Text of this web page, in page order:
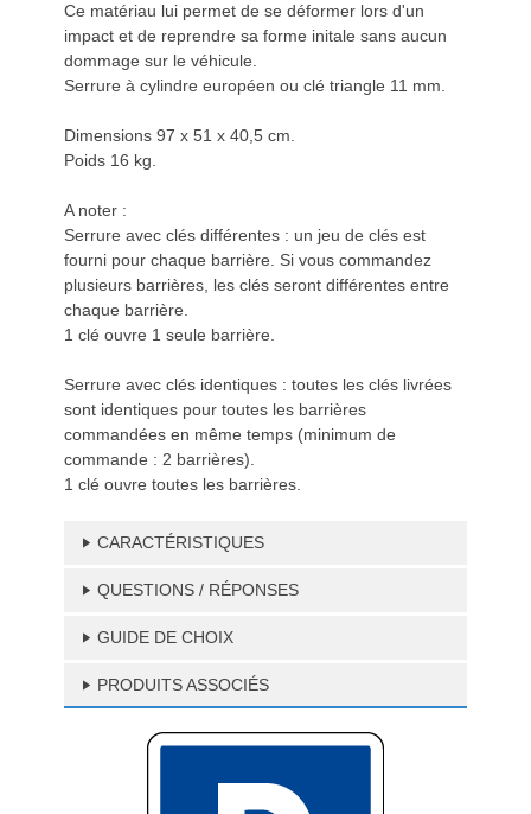
Ce matériau lui permet de se déformer lors d'un
impact et de reprendre sa forme initale sans aucun
dommage sur le véhicule.
Serrure à cylindre européen ou clé triangle 11 mm.
Dimensions 97 x 51 x 40,5 cm.
Poids 16 kg.
A noter :
Serrure avec clés différentes : un jeu de clés est
fourni pour chaque barrière. Si vous commandez
plusieurs barrières, les clés seront différentes entre
chaque barrière.
1 clé ouvre 1 seule barrière.
Serrure avec clés identiques : toutes les clés livrées
sont identiques pour toutes les barrières
commandées en même temps (minimum de
commande : 2 barrières).
1 clé ouvre toutes les barrières.
CARACTÉRISTIQUES
QUESTIONS / RÉPONSES
GUIDE DE CHOIX
PRODUITS ASSOCIÉS